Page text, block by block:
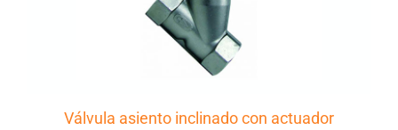
Válvula asiento inclinado con actuador